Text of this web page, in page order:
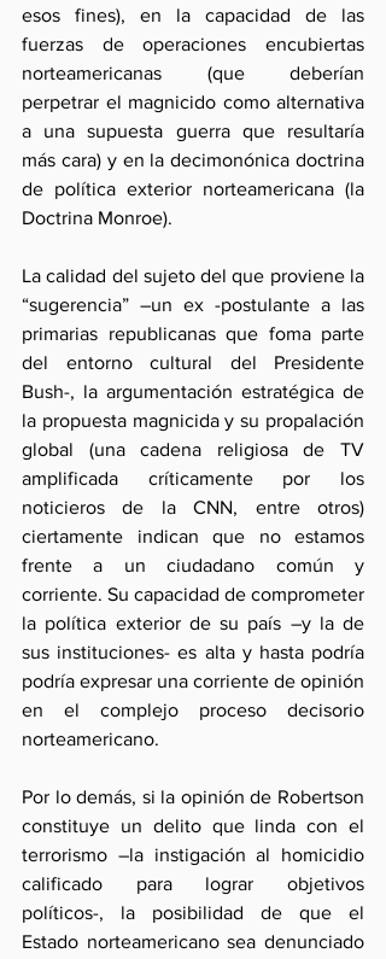
esos fines), en la capacidad de las
fuerzas de operaciones encubiertas
norteamericanas (que deberían
perpetrar el magnicido como alternativa
a una supuesta guerra que resultaría
más cara) y en la decimonónica doctrina
de política exterior norteamericana (la
Doctrina Monroe).
La calidad del sujeto del que proviene la
“sugerencia” –un ex -postulante a las
primarias republicanas que foma parte
del entorno cultural del Presidente
Bush-, la argumentación estratégica de
la propuesta magnicida y su propalación
global (una cadena religiosa de TV
amplificada críticamente por los
noticieros de la CNN, entre otros)
ciertamente indican que no estamos
frente a un ciudadano común y
corriente. Su capacidad de comprometer
la política exterior de su país –y la de
sus instituciones- es alta y hasta podría
podría expresar una corriente de opinión
en el complejo proceso decisorio
norteamericano.
Por lo demás, si la opinión de Robertson
constituye un delito que linda con el
terrorismo –la instigación al homicidio
calificado para lograr objetivos
políticos-, la posibilidad de que el
Estado norteamericano sea denunciado